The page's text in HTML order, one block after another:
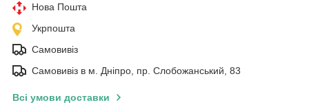
Нова Пошта
Укрпошта
Самовивіз
Самовивіз в м. Дніпро, пр. Слобожанський, 83
Всі умови доставки